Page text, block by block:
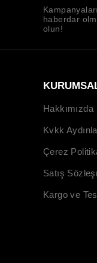
haberdar
olun!
Hakkımızda
Kvkk
Çerez
Satış
Kargo ve